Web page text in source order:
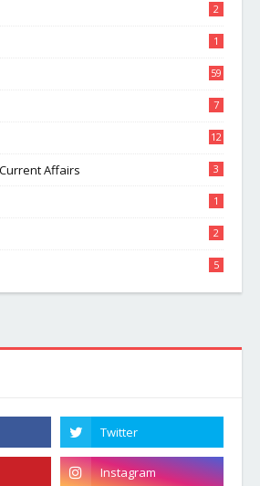
2
1
59
7
12
Affairs 3
1
2
5